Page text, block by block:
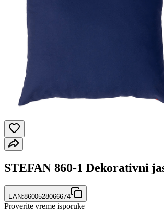
STEFAN 860-1 Dekorativni
EAN:8600528066674
Proverite vreme isporuke